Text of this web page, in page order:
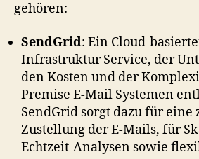
gehören:
SendGrid: Ein Cloud-
Infrastruktur Service, der
den Kosten und der
Premise E-Mail Systemen
SendGrid sorgt dazu für eine
Zustellung der E-Mails, für
Echtzeit-Analysen sowie